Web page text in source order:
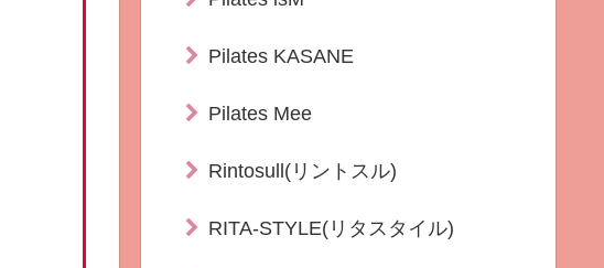
Pilates KASANE
Pilates Mee
Rintosull(リントスル)
RITA-STYLE(リタスタイル)